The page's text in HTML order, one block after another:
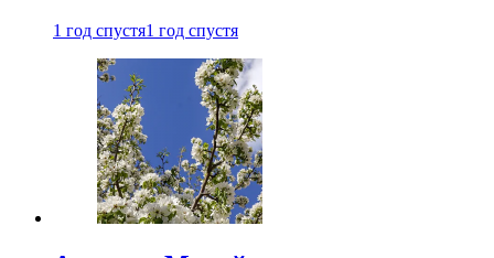
1 год спустя1 год спустя